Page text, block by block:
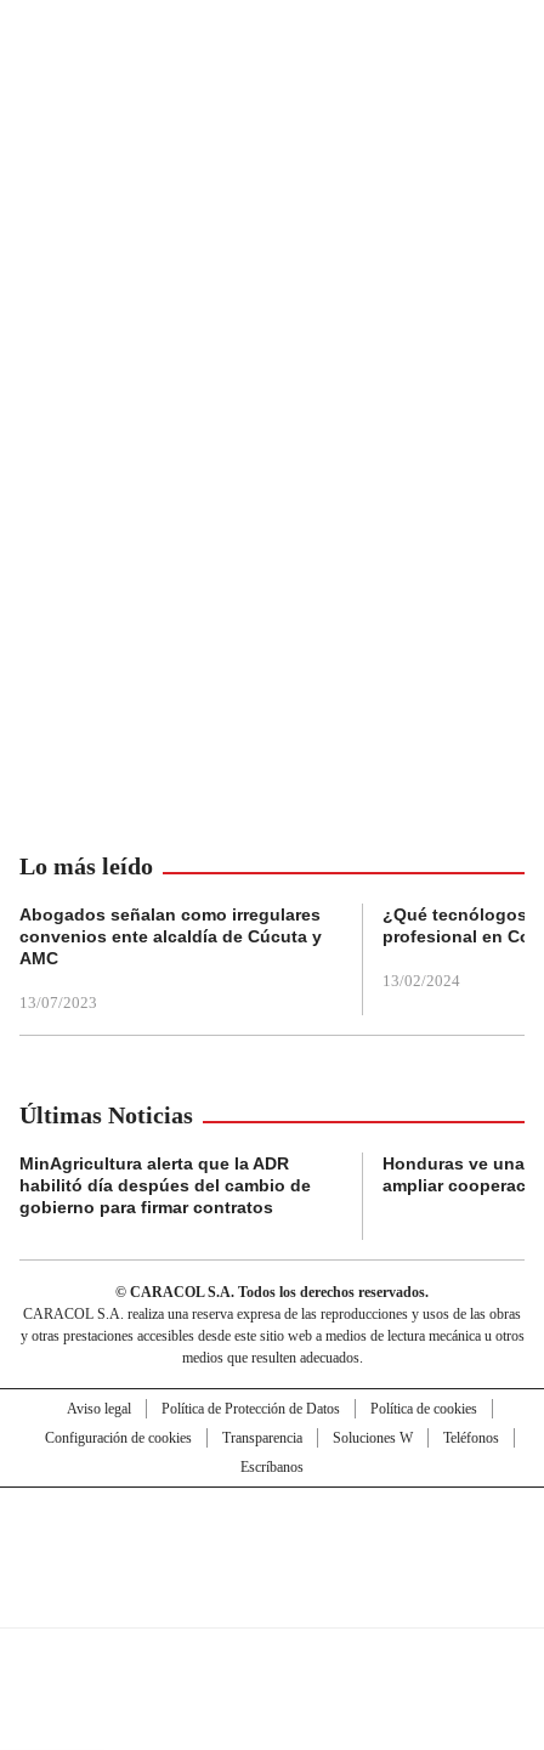
Lo más leído
Abogados señalan como irregulares
convenios ente alcaldía de Cúcuta y
AMC
13/07/2023
¿Qué tecnólogos
profesional en
13/02/2024
Últimas Noticias
MinAgricultura alerta que la ADR
habilitó día despúes del cambio de
gobierno para firmar contratos
Honduras ve una
ampliar
© CARACOL S.A. Todos los derechos reservados.
CARACOL S.A. realiza una reserva expresa de las reproducciones y usos de las obras
y otras prestaciones accesibles desde este sitio web a medios de lectura mecánica u otros
medios que resulten adecuados.
Aviso legal Política de Protección de Datos
Política de cookies
Configuración de cookies
Transparencia Soluciones W
Teléfonos
Escríbanos